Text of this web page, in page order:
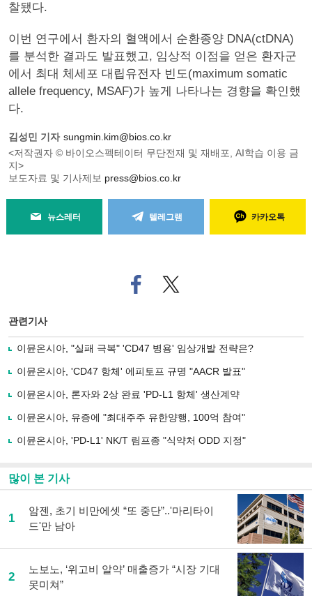
찰됐다.
이번 연구에서 환자의 혈액에서 순환종양 DNA(ctDNA)
를 분석한 결과도 발표했고, 임상적 이점을 얻은 환자군
에서 최대 체세포 대립유전자 빈도(maximum somatic
allele frequency, MSAF)가 높게 나타나는 경향을 확인했
다.
김성민 기자 sungmin.kim@bios.co.kr
<저작권자 © 바이오스펙테이터 무단전재 및 재배포, AI학습 이용 금
지>
보도자료 및 기사제보 press@bios.co.kr
뉴스레터 텔레그램 카카오톡
페
이
로
사
유
기
트위
터로
관련기사
이뮨온시아, "실패 극복" 'CD47 병용' 임상개발 전략은?
이뮨온시아, 'CD47 항체' 에피토프 규명 "AACR 발표"
이뮨온시아, 론자와 2상 완료 'PD-L1 항체' 생산계약
이뮨온시아, 유증에 "최대주주 유한양행, 100억 참여"
이뮨온시아, 'PD-L1' NK/T 림프종 "식약처 ODD 지정"
많이 본 기사
1
암젠, 초기 비만에셋 “또 중단”..'마리타이
드'만 남아
2
노보노, ‘위고비 알약’ 매출증가 “시장 기대
못미쳐”